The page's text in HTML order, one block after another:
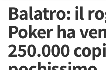
Balatro: il
Poker ha
250.000